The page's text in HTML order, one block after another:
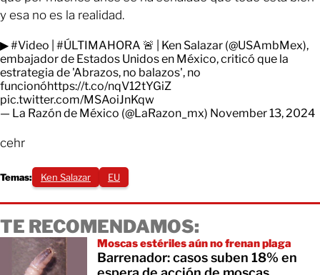
y esa no es la realidad.
▶#Video #ÚLTIMAHORA 🚨 | Ken Salazar (@USAmbMex),
embajador de Estados Unidos en México, criticó que la
estrategia de 'Abrazos, no balazos', no
funcionóhttps://t.co/nqV12tYGiZ
pic.twitter.com/MSAoiJnKqw
— La Razón de México (@LaRazon_mx) November 13, 2024
cehr
Temas: Ken Salazar EU
TE RECOMENDAMOS:
Moscas estériles aún no frenan plaga
Barrenador: casos suben 18% en